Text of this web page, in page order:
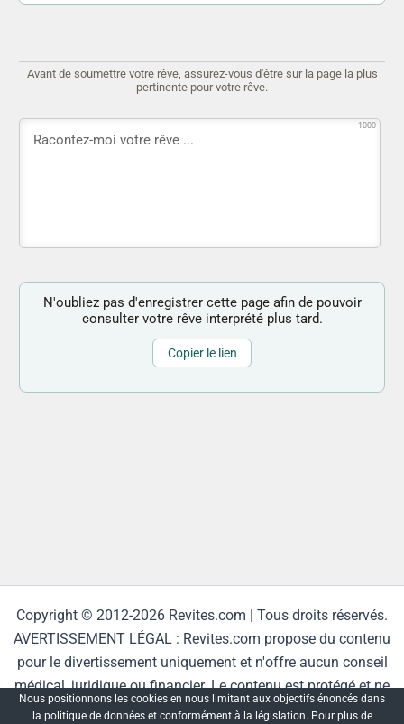
Avant de soumettre votre rêve, assurez-vous d'être sur la page la plus
pertinente pour votre rêve.
1000
N'oubliez pas d'enregistrer cette page afin de pouvoir
consulter votre rêve interprété plus tard.
Copier le lien
Copyright © 2012-2026 Revites.com | Tous droits réservés.
AVERTISSEMENT LÉGAL : Revites.com propose du contenu
pour le divertissement uniquement et n'offre aucun conseil
médical, juridique ou financier. Le contenu est protégé et ne
peut être reproduit sans autorisation.
Nous positionnons les cookies en nous limitant aux objectifs énoncés dans
la politique de données et conformément à la législation. Pour plus de